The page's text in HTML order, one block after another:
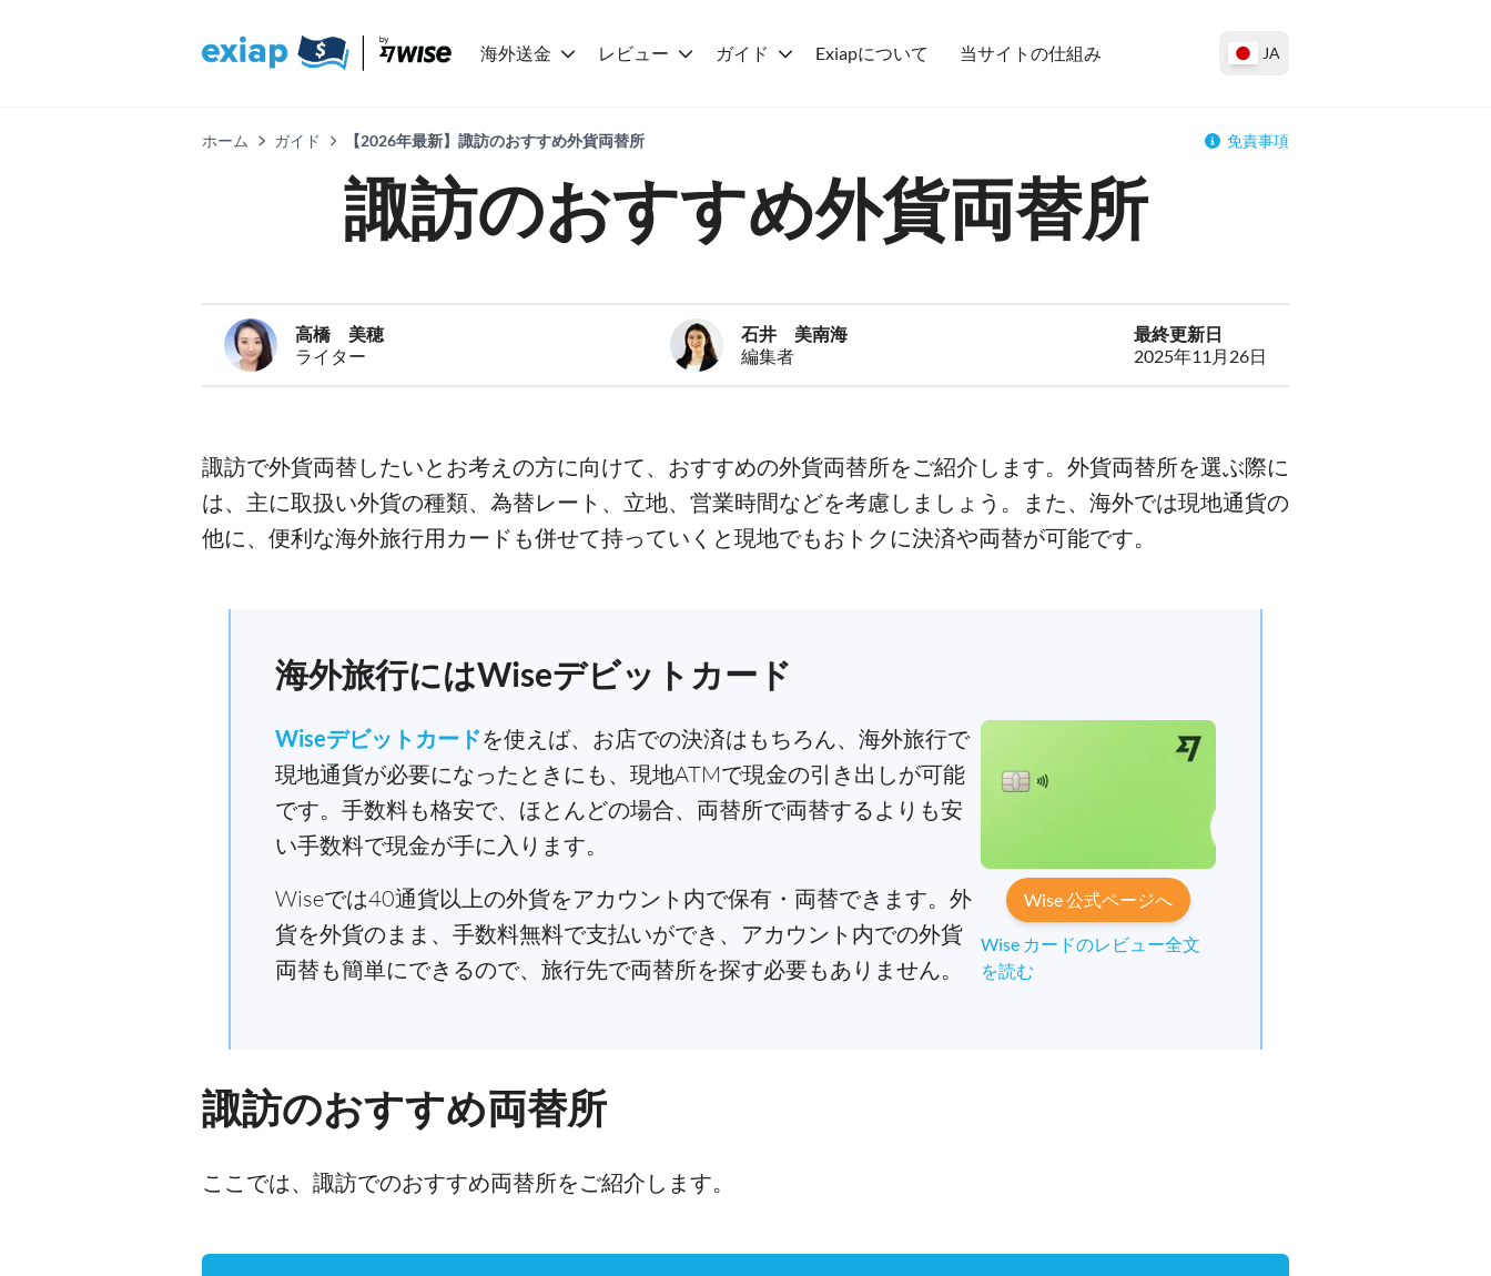
海外送金 レビュー ガイド Exiapについて 当サイトの仕組み JA
ホーム ガイド 【2026年最新】諏訪のおすすめ外貨両替所 免責事項
諏訪のおすすめ外貨両替所
高橋 美穂
ライター
石井 美南海
編集者
最終更新日
2025年11月26日
諏訪で外貨両替したいとお考えの方に向けて、おすすめの外貨両替所をご紹介します。外貨両替所を選ぶ際に
は、主に取扱い外貨の種類、為替レート、立地、営業時間などを考慮しましょう。また、海外では現地通貨の
他に、便利な海外旅行用カードも併せて持っていくと現地でもおトクに決済や両替が可能です。
海外旅行にはWiseデビットカード
Wiseデビットカードを使えば、お店での決済はもちろん、海外旅行で
現地通貨が必要になったときにも、現地ATMで現金の引き出しが可能
です。手数料も格安で、ほとんどの場合、両替所で両替するよりも安
い手数料で現金が手に入ります。
Wiseでは40通貨以上の外貨をアカウント内で保有・両替できます。外
貨を外貨のまま、手数料無料で支払いができ、アカウント内での外貨
両替も簡単にできるので、旅行先で両替所を探す必要もありません。
Wise 公式ページへ
Wise カードのレビュー全文
を読む
諏訪のおすすめ両替所
ここでは、諏訪でのおすすめ両替所をご紹介します。